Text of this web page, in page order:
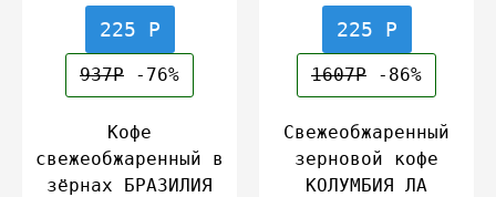
225 Р
937Р -76%
Кофе
свежеобжаренный в
зёрнах БРАЗИЛИЯ
225 Р
1607Р -86%
Свежеобжаренный
зерновой кофе
КОЛУМБИЯ ЛА